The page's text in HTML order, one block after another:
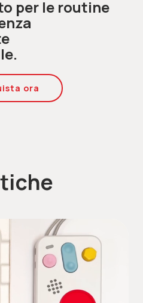
per le routine
ora